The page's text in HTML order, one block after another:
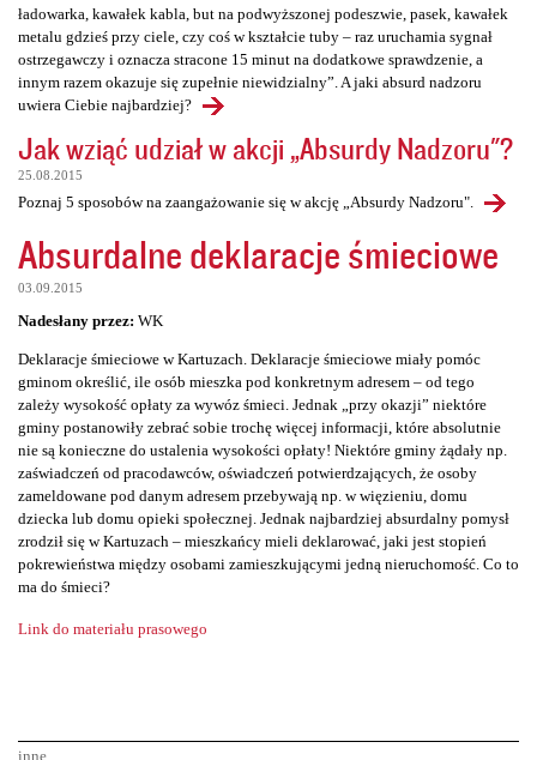
ładowarka, kawałek kabla, but na podwyższonej podeszwie, pasek, kawałek
metalu gdzieś przy ciele, czy coś w kształcie tuby – raz uruchamia sygnał
ostrzegawczy i oznacza stracone 15 minut na dodatkowe sprawdzenie, a
innym razem okazuje się zupełnie niewidzialny”. A jaki absurd nadzoru
uwiera Ciebie najbardziej?
Jak wziąć udział w akcji „Absurdy Nadzoru"?
25.08.2015
Poznaj 5 sposobów na zaangażowanie się w akcję „Absurdy Nadzoru".
Absurdalne deklaracje śmieciowe
03.09.2015
Nadesłany przez: WK
Deklaracje śmieciowe w Kartuzach. Deklaracje śmieciowe miały pomóc
gminom określić, ile osób mieszka pod konkretnym adresem – od tego
zależy wysokość opłaty za wywóz śmieci. Jednak „przy okazji” niektóre
gminy postanowiły zebrać sobie trochę więcej informacji, które absolutnie
nie są konieczne do ustalenia wysokości opłaty! Niektóre gminy żądały np.
zaświadczeń od pracodawców, oświadczeń potwierdzających, że osoby
zameldowane pod danym adresem przebywają np. w więzieniu, domu
dziecka lub domu opieki społecznej. Jednak najbardziej absurdalny pomysł
zrodził się w Kartuzach – mieszkańcy mieli deklarować, jaki jest stopień
pokrewieństwa między osobami zamieszkującymi jedną nieruchomość. Co to
ma do śmieci?
Link do materiału prasowego